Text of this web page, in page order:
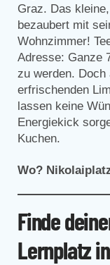
Graz. Das
bezaubert mit
Wohnzimmer!
Adresse: Ganze
zu werden.
erfrischenden
lassen keine
Energiekick
Kuchen.
Wo?
Finde
Lernplatz